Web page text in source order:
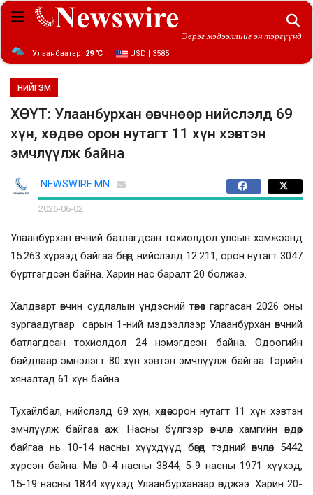
Эерэг мэдээллийг эн тэргүүнд
Улаанбаатар: 29 ℃ USD | 3585
НИЙГЭМ
ХӨСҮТ: Улаанбурхан өвчнөөр нийслэлд 69
хүн, хөдөө орон нутагт 11 хүн хэвтэн
эмчлүүлж байна
NEWSWIRE.MN
2026-06-02
Улаанбурхан өвчний батлагдсан тохиолдол улсын хэмжээнд
15.263 хүрээд байгаа бөгөөд нийслэлд 12.211, орон нутагт 3047
бүртгэгдсэн байна. Харин нас баралт 20 болжээ.
Халдварт өвчин судлалын үндэсний төвөөс гаргасан 2026 оны
зургаадугаар сарын 1-ний мэдээллээр Улаанбурхан өвчний
батлагдсан тохиолдол 24 нэмэгдсэн байна. Одоогийн
байдлаар эмнэлэгт 80 хүн хэвтэн эмчлүүлж байгаа. Гэрийн
хяналтад 61 хүн байна.
Тухайлбал, нийслэлд 69 хүн, хөдөө орон нутагт 11 хүн хэвтэн
эмчлүүлж байгаа аж. Насны бүлгээр өвчлөл хамгийн өндөр
байгаа нь 10-14 насны хүүхдүүд бөгөөд тэдний өвчлөл 5442
хүрсэн байна. Мөн 0-4 насны 3844, 5-9 насны 1971 хүүхэд,
15-19 насны 1844 хүүхэд Улаанбурханаар өвджээ. Харин 20-